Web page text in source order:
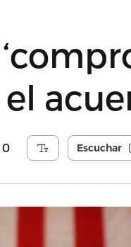
0 Escuchar